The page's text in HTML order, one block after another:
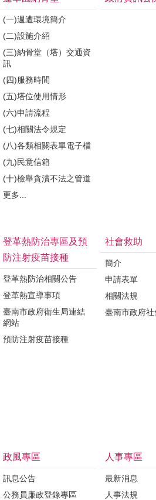
(一)週遭環境簡介
(二)設施介紹
(三)納骨堂（塔）交通資
訊
(四)服務時間
(五)塔位使用情形
(六)申請流程
(七)相關法令規定
(八)各類相關表單電子檔
(九)民意信箱
(十)檢舉貪瀆不法之管道
更多...
登革熱防治專區及預
防注射疫苗接種
登革熱防治相關公告
登革熱宣導事項
臺南市政府衛生局連結
網站
預防注射疫苗接種
社會救助
簡介
申請表單
相關法規
臺南市政府社
政風專區
訊息公告
公務員廉政登錄專區
人事專區
最新消息
人事法規